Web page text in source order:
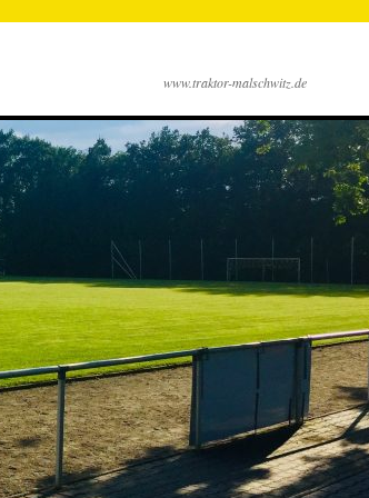
www.traktor-malschwitz.de